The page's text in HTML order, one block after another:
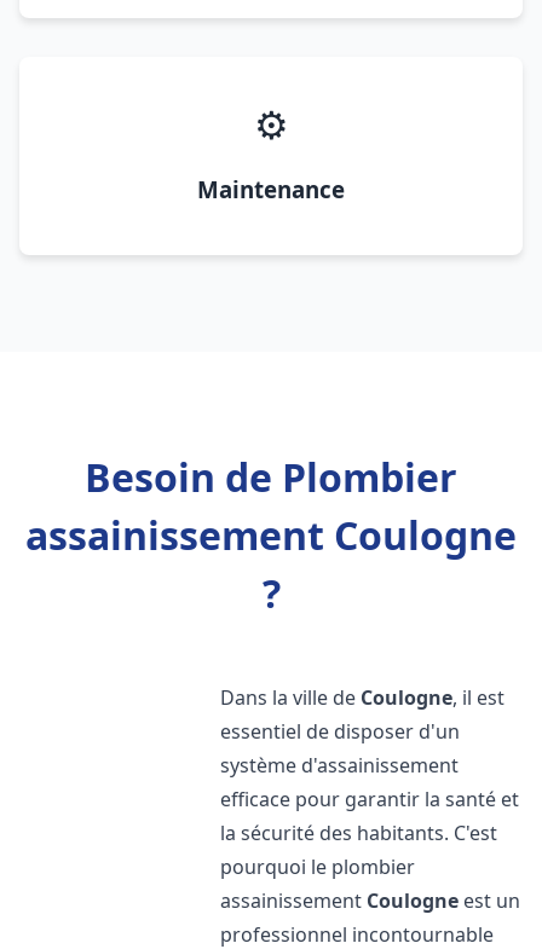
⚙️
Maintenance
Besoin de Plombier
assainissement Coulogne
?
Dans la ville de Coulogne, il est
essentiel de disposer d'un
système d'assainissement
efficace pour garantir la santé et
la sécurité des habitants. C'est
pourquoi le plombier
assainissement Coulogne est un
professionnel incontournable